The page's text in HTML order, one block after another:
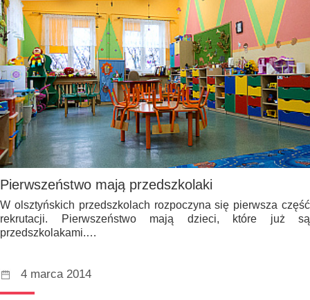
Pierwszeństwo mają przedszkolaki
W olsztyńskich przedszkolach rozpoczyna się pierwsza część
rekrutacji. Pierwszeństwo mają dzieci, które już są
przedszkolakami.…
4 marca 2014